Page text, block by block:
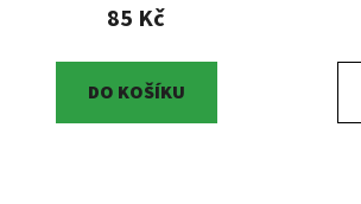
85 Kč
DO KOŠÍKU